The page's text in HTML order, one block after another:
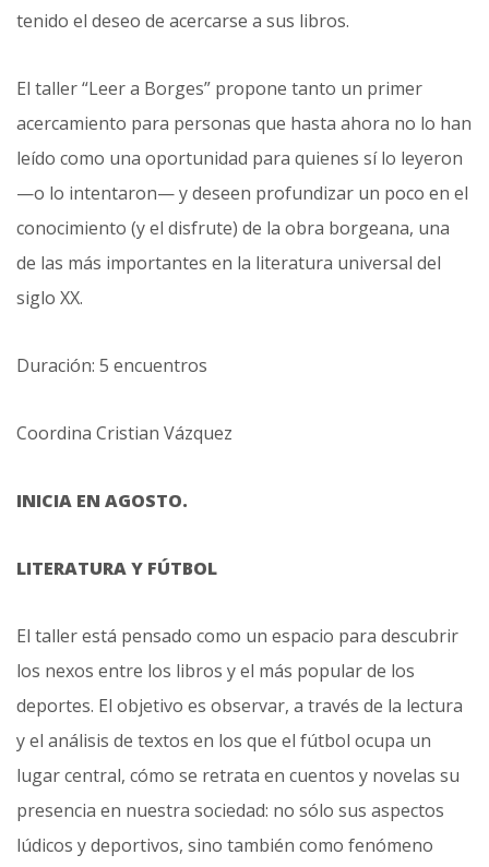
tenido el deseo de acercarse a sus libros.
El taller “Leer a Borges” propone tanto un primer
acercamiento para personas que hasta ahora no lo han
leído como una oportunidad para quienes sí lo leyeron
—o lo intentaron— y deseen profundizar un poco en el
conocimiento (y el disfrute) de la obra borgeana, una
de las más importantes en la literatura universal del
siglo XX.
Duración: 5 encuentros
Coordina Cristian Vázquez
INICIA EN AGOSTO.
LITERATURA Y FÚTBOL
El taller está pensado como un espacio para descubrir
los nexos entre los libros y el más popular de los
deportes. El objetivo es observar, a través de la lectura
y el análisis de textos en los que el fútbol ocupa un
lugar central, cómo se retrata en cuentos y novelas su
presencia en nuestra sociedad: no sólo sus aspectos
lúdicos y deportivos, sino también como fenómeno